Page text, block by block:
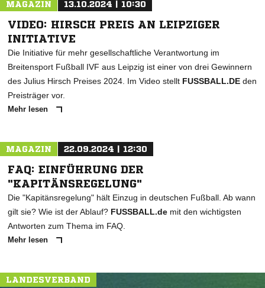
MAGAZIN 13.10.2024 | 10:30
VIDEO: HIRSCH PREIS AN LEIPZIGER
INITIATIVE
Die Initiative für mehr gesellschaftliche Verantwortung im
Breitensport Fußball IVF aus Leipzig ist einer von drei Gewinnern
des Julius Hirsch Preises 2024. Im Video stellt FUSSBALL.DE den
Preisträger vor.
Mehr lesen
MAGAZIN 22.09.2024 | 12:30
FAQ: EINFÜHRUNG DER
"KAPITÄNSREGELUNG"
Die "Kapitänsregelung" hält Einzug in deutschen Fußball. Ab wann
gilt sie? Wie ist der Ablauf? FUSSBALL.de mit den wichtigsten
Antworten zum Thema im FAQ.
Mehr lesen
LANDESVERBAND